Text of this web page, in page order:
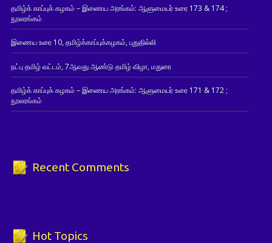
தமிழ்க் காப்புக் கழகம் – இணைய அரங்கம்: ஆளுமையர் உரை 173 & 174 ;
நூலரங்கம்
இணைய உரை 10, தமிழ்க்காப்புக்கழகம், புதுதில்லி
நட்பு தமிழ் வட்டம், 7ஆவது ஆண்டு தமிழ் விழா, மதுரை
தமிழ்க் காப்புக் கழகம் – இணைய அரங்கம்: ஆளுமையர் உரை 171 & 172 ;
நூலரங்கம்
Recent Comments
Hot Topics